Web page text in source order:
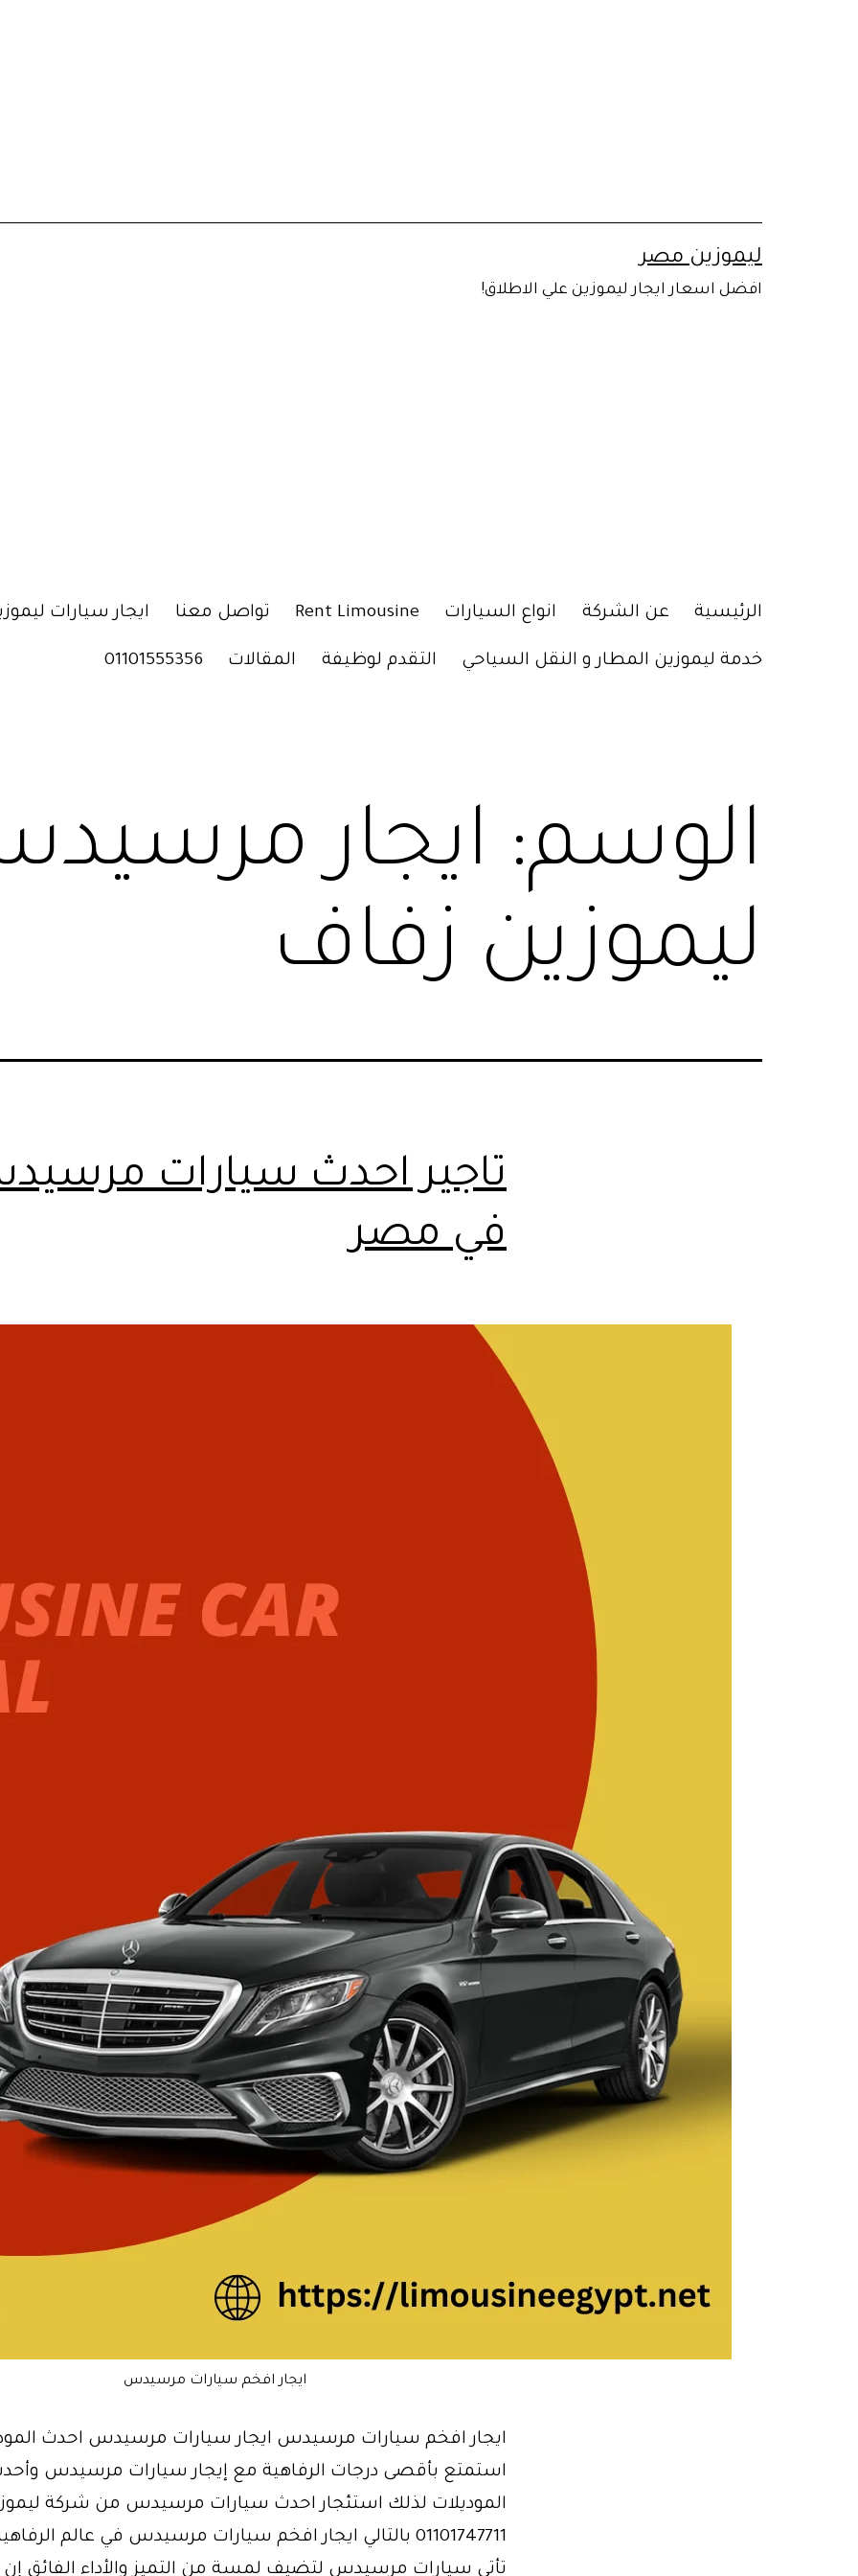
ليموزين مصر
افضل اسعار ايجار ليموزين علي الاطلاق!
الرئيسية عن الشركة انواع السيارات Rent Limousine تواصل معنا ايجار سيارات
خدمة ليموزين المطار و النقل السياحي التقدم لوظيفة المقالات 01101555356
الوسم: ايجار
ليموزين زفاف
تاجير احدث سيارات
في مصر
ايجار افخم سيارات مرسيدس
ايجار افخم سيارات مرسيدس ايجار سيارات مرسيدس احدث
استمتع بأقصى درجات الرفاهية مع إيجار سيارات مرسيدس
الموديلات لذلك استئجار احدث سيارات مرسيدس من شركة
01101747711 بالتالي ايجار افخم سيارات مرسيدس في عالم
تأتي سيارات مرسيدس لتضيف لمسة من التميز والأداء الفائق إن